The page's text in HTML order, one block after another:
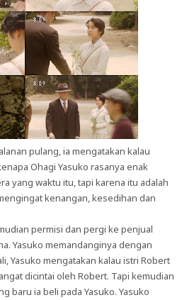
pulang, ia mengatakan kalau
Ohagi Yasuko rasanya enak
yang waktu itu, tapi karena itu adalah
kenangan, kesedihan dan
permisi dan pergi ke penjual
Yasuko memandanginya dengan
Yasuko mengatakan kalau istri Robert
dicintai oleh Robert. Tapi kemudian
baru ia beli pada Yasuko. Yasuko